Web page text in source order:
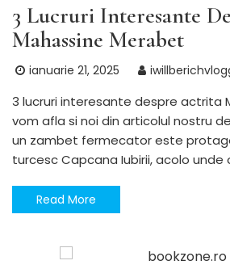
3 Lucruri Interesante
Mahassine Merabet
ianuarie 21, 2025
3 lucruri interesante despre actrita
vom afla si noi din articolul nostru
un zambet fermecator este
turcesc Capcana Iubirii, acolo unde
Read More